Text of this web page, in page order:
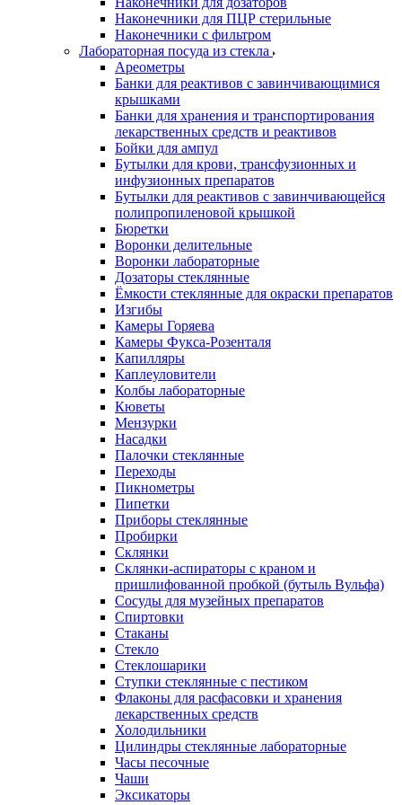
Наконечники для ПЦР стерильные
Наконечники с фильтром
Лабораторная посуда из стекла
Ареометры
Банки для реактивов с завинчивающимися
крышками
Банки для хранения и транспортирования
лекарственных средств и реактивов
Бойки для ампул
Бутылки для крови, трансфузионных и
инфузионных препаратов
Бутылки для реактивов с завинчивающейся
полипропиленовой крышкой
Бюретки
Воронки делительные
Воронки лабораторные
Дозаторы стеклянные
Ёмкости стеклянные для окраски препаратов
Изгибы
Камеры Горяева
Камеры Фукса-Розенталя
Капилляры
Каплеуловители
Колбы лабораторные
Кюветы
Мензурки
Насадки
Палочки стеклянные
Переходы
Пикнометры
Пипетки
Приборы стеклянные
Пробирки
Склянки
Склянки-аспираторы с краном и
пришлифованной пробкой (бутыль Вульфа)
Сосуды для музейных препаратов
Спиртовки
Стаканы
Стекло
Стеклошарики
Ступки стеклянные с пестиком
Флаконы для расфасовки и хранения
лекарственных средств
Холодильники
Цилиндры стеклянные лабораторные
Часы песочные
Чаши
Эксикаторы